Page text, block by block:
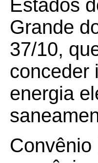
Estados
Grande
37/10,
conceder
energia
Convênio